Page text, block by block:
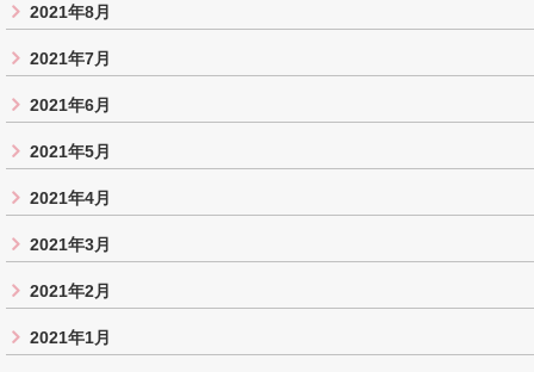
2021年8月
2021年7月
2021年6月
2021年5月
2021年4月
2021年3月
2021年2月
2021年1月